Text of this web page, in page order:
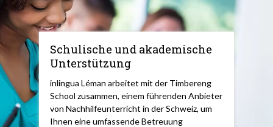
Schulische und akademische
Unterstützung
inlingua Léman arbeitet mit der Timbereng
School zusammen, einem führenden Anbieter
von Nachhilfeunterricht in der Schweiz, um
Ihnen eine umfassende Betreuung